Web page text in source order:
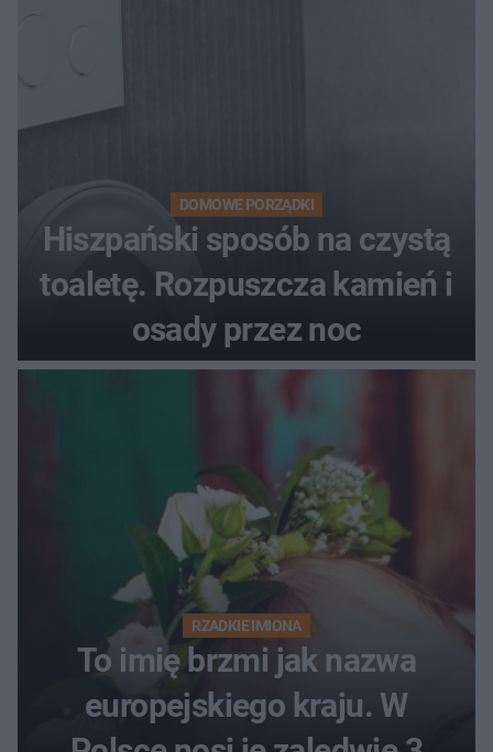
DOMOWE PORZĄDKI
Hiszpański sposób na czystą
toaletę. Rozpuszcza kamień i
osady przez noc
RZADKIE IMIONA
To imię brzmi jak nazwa
europejskiego kraju. W